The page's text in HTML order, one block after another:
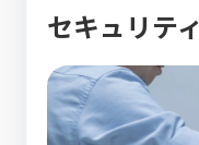
セキュリテ